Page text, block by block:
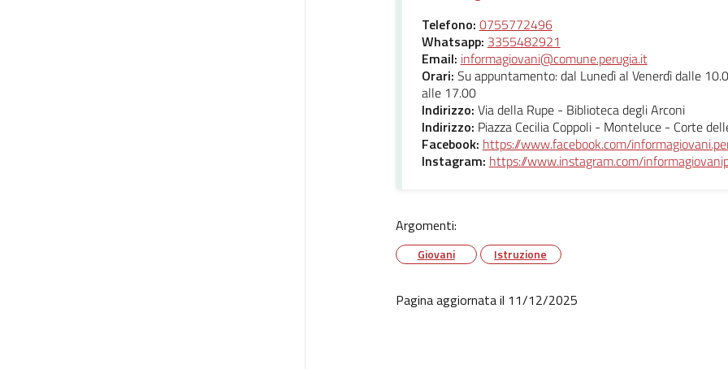
Telefono: 0755772496
Whatsapp: 3355482921
Email: informagiovani@comune.perugia.it
Orari: Su appuntamento: dal Lunedì al Venerdì dalle
alle 17.00
Indirizzo: Via della Rupe - Biblioteca degli Arconi
Indirizzo: Piazza Cecilia Coppoli - Monteluce - Corte
Facebook: https://www.facebook.com/
Instagram: https://www.instagram.com/
Argomenti:
Giovani Istruzione
Pagina aggiornata il 11/12/2025